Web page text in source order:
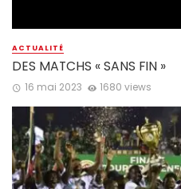
ACTUALITÉ
DES MATCHS « SANS FIN »
16 mai 2023 1680 views